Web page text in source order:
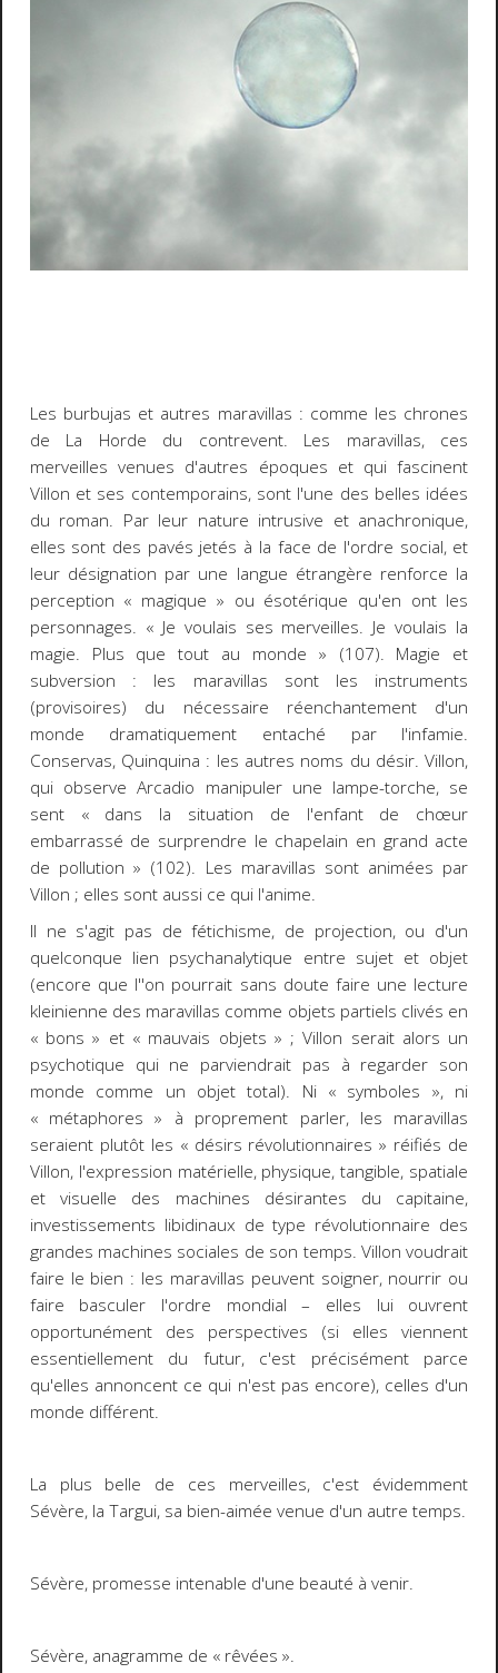
Les burbujas et autres maravillas : comme les chrones
de La Horde du contrevent. Les maravillas, ces
merveilles venues d'autres époques et qui fascinent
Villon et ses contemporains, sont l'une des belles idées
du roman. Par leur nature intrusive et anachronique,
elles sont des pavés jetés à la face de l'ordre social, et
leur désignation par une langue étrangère renforce la
perception « magique » ou ésotérique qu'en ont les
personnages. « Je voulais ses merveilles. Je voulais la
magie. Plus que tout au monde » (107). Magie et
subversion : les maravillas sont les instruments
(provisoires) du nécessaire réenchantement d'un
monde dramatiquement entaché par l'infamie.
Conservas, Quinquina : les autres noms du désir. Villon,
qui observe Arcadio manipuler une lampe-torche, se
sent « dans la situation de l'enfant de chœur
embarrassé de surprendre le chapelain en grand acte
de pollution » (102). Les maravillas sont animées par
Villon ; elles sont aussi ce qui l'anime.
Il ne s'agit pas de fétichisme, de projection, ou d'un
quelconque lien psychanalytique entre sujet et objet
(encore que l''on pourrait sans doute faire une lecture
kleinienne des maravillas comme objets partiels clivés en
« bons » et « mauvais objets » ; Villon serait alors un
psychotique qui ne parviendrait pas à regarder son
monde comme un objet total). Ni « symboles », ni
« métaphores » à proprement parler, les maravillas
seraient plutôt les « désirs révolutionnaires » réifiés de
Villon, l'expression matérielle, physique, tangible, spatiale
et visuelle des machines désirantes du capitaine,
investissements libidinaux de type révolutionnaire des
grandes machines sociales de son temps. Villon voudrait
faire le bien : les maravillas peuvent soigner, nourrir ou
faire basculer l'ordre mondial– elles lui ouvrent
opportunément des perspectives (si elles viennent
essentiellement du futur, c'est précisément parce
qu'elles annoncent ce qui n'est pas encore), celles d'un
monde différent.
La plus belle de ces merveilles, c'est évidemment
Sévère, la Targui, sa bien-aimée venue d'un autre temps.
Sévère, promesse intenable d'une beauté à venir.
Sévère, anagramme de « rêvées ».